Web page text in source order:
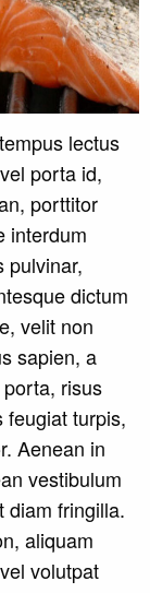
lectus
porta id,
porttitor
interdum
pulvinar,
dictum
velit non
sapien, a
risus
feugiat turpis,
Aenean in
vestibulum
diam fringilla.
aliquam
volutpat